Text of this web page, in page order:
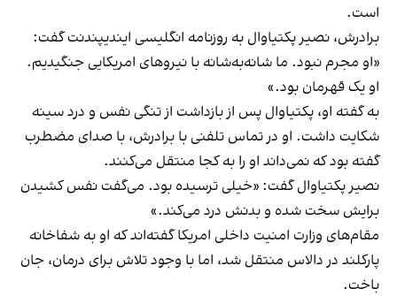
است.
برادرش، نصیر پکتیاوال به روزنامه انگلیسی ایندیپندنت گفت:
«او مجرم نبود. ما شانه‌به‌شانه با نیروهای امریکایی جنگیدیم.
او یک قهرمان بود.»
به گفته او، پکتیاوال پس از بازداشت از تنگی نفس و درد سینه
شکایت داشت. او در تماس تلفنی با برادرش، با صدای مضطرب
گفته بود که نمی‌داند او را به کجا منتقل می‌کنند.
نصیر پکتیاوال گفت: «خیلی ترسیده بود. می‌گفت نفس کشیدن
برایش سخت شده و بدنش درد می‌کند.»
مقام‌های وزارت امنیت داخلی امریکا گفته‌اند که او به شفاخانه
پارکلند در دالاس منتقل شد، اما با وجود تلاش برای درمان، جان
باخت.